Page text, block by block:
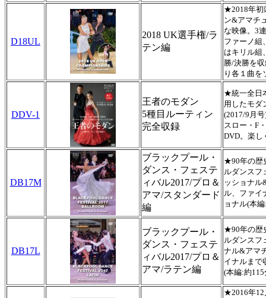
D18UL
2018 UK選手権/ラ
テン編
★2018年初
ン&アマチ
な映像。3
ファーノ組
はキリル組
勝/決勝を
り各１曲を
DDV-1
王者のモダン
5種目ルーティン
完全収録
★統一全日
用したモダ
(2017/9月
スロー・F
DVD。楽し
DB17M
ブラックプール・
ダンス・フェステ
ィバル2017/プロ＆
アマ/スタンダード
編
★90年の歴
ルダンスフ
ッショナル
ル、ファイ
ョナル(本
DB17L
ブラックプール・
ダンス・フェステ
ィバル2017/プロ＆
アマ/ラテン編
★90年の歴
ルダンスフ
ナル&アマ
イナルまで
(本編:約
★2016年12